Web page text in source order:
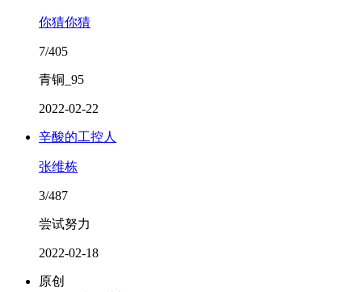
你猜你猜
7/405
青铜_95
2022-02-22
辛酸的工控人
张维栋
3/487
尝试努力
2022-02-18
原创